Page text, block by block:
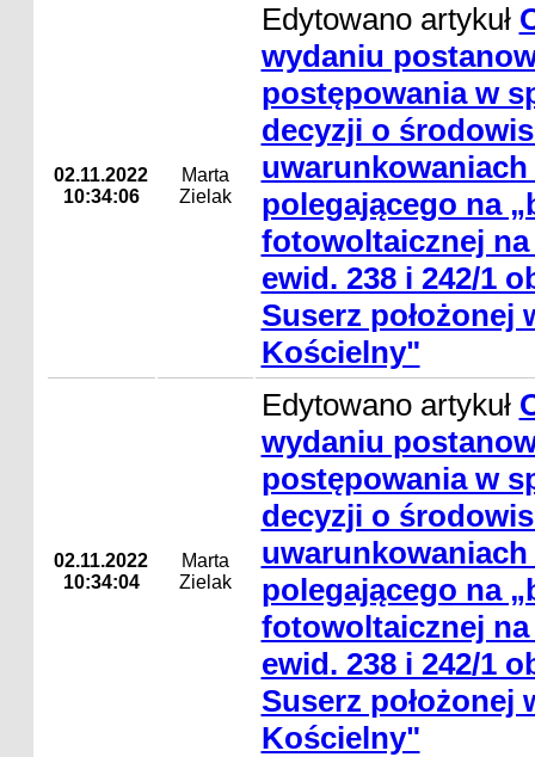
02.11.2022
10:34:06
Marta
Zielak
Edytowano artykuł
wydaniu
postępowania w
decyzji o
polegającego na
fotowoltaicznej na
ewid. 238 i 242/1
Suserz położonej
Kościelny"
02.11.2022
10:34:04
Marta
Zielak
Edytowano artykuł
wydaniu
postępowania w
decyzji o
polegającego na
fotowoltaicznej na
ewid. 238 i 242/1
Suserz położonej
Kościelny"